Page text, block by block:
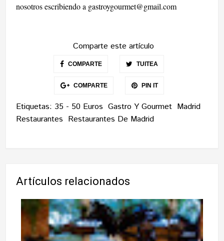
nosotros escribiendo a gastroygourmet@gmail.com
Comparte este artículo
COMPARTE TUITEA
COMPARTE PIN IT
Etiquetas: 35 - 50 Euros Gastro Y Gourmet Madrid
Restaurantes Restaurantes De Madrid
Artículos relacionados